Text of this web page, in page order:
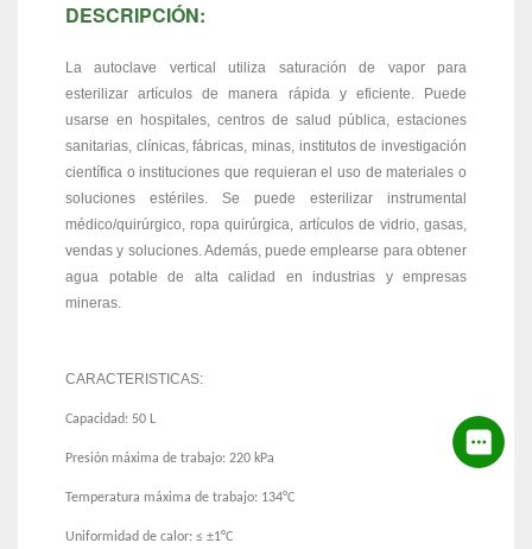
DESCRIPCIÓN:
La autoclave vertical utiliza saturación de vapor para
esterilizar artículos de manera rápida y eficiente. Puede
usarse en hospitales, centros de salud pública, estaciones
sanitarias, clínicas, fábricas, minas, institutos de investigación
científica o instituciones que requieran el uso de materiales o
soluciones estériles. Se puede esterilizar instrumental
médico/quirúrgico, ropa quirúrgica, artículos de vidrio, gasas,
vendas y soluciones. Además, puede emplearse para obtener
agua potable de alta calidad en industrias y empresas
mineras.
CARACTERISTICAS:
Capacidad: 50 L
Presión máxima de trabajo: 220 kPa
Temperatura máxima de trabajo: 134°C
Uniformidad de calor: ≤ ±1°C